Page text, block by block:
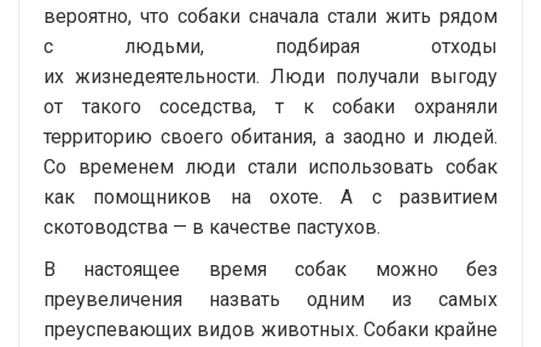
вероятно, что собаки сначала стали жить рядом
с людьми, подбирая отходы
их жизнедеятельности. Люди получали выгоду
от такого соседства, т к собаки охраняли
территорию своего обитания, а заодно и людей.
Со временем люди стали использовать собак
как помощников на охоте. А с развитием
скотоводства — в качестве пастухов.
В настоящее время собак можно без
преувеличения назвать одним из самых
преуспевающих видов животных. Собаки крайне